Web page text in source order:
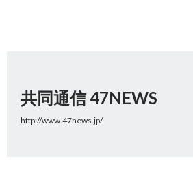
共同通信 47NEWS
http://www.47news.jp/